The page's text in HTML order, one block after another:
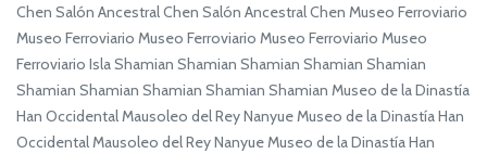
Chen Salón Ancestral Chen Salón Ancestral Chen Museo Ferroviario
Museo Ferroviario Museo Ferroviario Museo Ferroviario Museo
Ferroviario Isla Shamian Shamian Shamian Shamian Shamian
Shamian Shamian Shamian Shamian Shamian Museo de la Dinastía
Han Occidental Mausoleo del Rey Nanyue Museo de la Dinastía Han
Occidental Mausoleo del Rey Nanyue Museo de la Dinastía Han